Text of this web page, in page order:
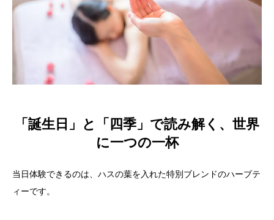
「誕生日」と「四季」で読み解く、世界
に一つの一杯
当日体験できるのは、ハスの葉を入れた特別ブレンドのハーブテ
ィーです。